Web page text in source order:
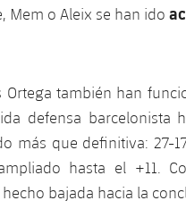
Mem o Aleix se han ido
Ortega también han
defensa barcelonista
más que definitiva: 27-
hasta el +11.
bajada hacia la